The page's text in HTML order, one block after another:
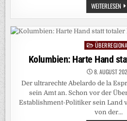
WEITERLESEN
Posted
in
Kolumbien: Harte Hand
8. AUGUST
Der ultrarechte Abelardo de la
sein Amt an. Schon vor der
Establishment-Politiker sein Land
von der…